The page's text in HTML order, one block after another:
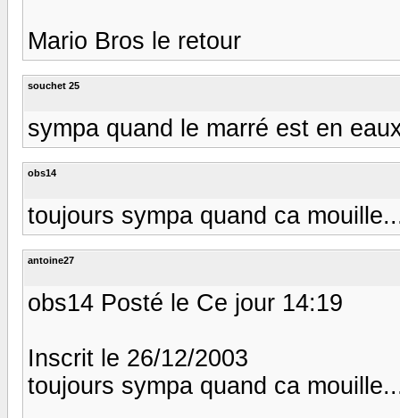
Mario Bros le retour
souchet 25
sympa quand le marré est en
obs14
toujours sympa quand ca
antoine27
obs14 Posté le Ce jour 14:19
Inscrit le 26/12/2003
toujours sympa quand ca